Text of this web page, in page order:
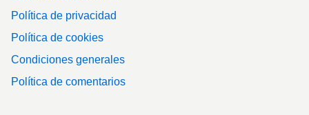
Política de privacidad
Política de cookies
Condiciones generales
Política de comentarios